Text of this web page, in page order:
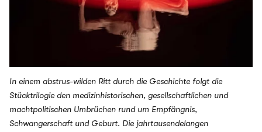
In einem abstrus-wilden Ritt durch die Geschichte folgt die
Stücktrilogie den medizinhistorischen, gesellschaftlichen und
machtpolitischen Umbrüchen rund um Empfängnis,
Schwangerschaft und Geburt. Die jahrtausendelangen